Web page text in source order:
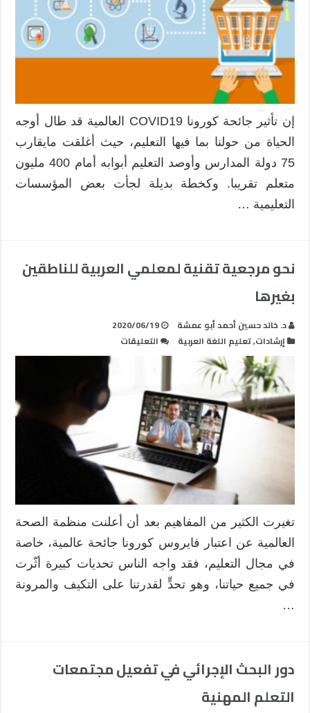
إن تأثير جائحة كورونا COVID19 العالمية قد طال أوجه
الحياة من حولنا بما فيها التعليم، حيث أغلقت مايقارب
75 دولة المدارس وأوصد التعليم أبوابه أمام 400 مليون
متعلم تقريبا. وكخطة بديلة لجأت بعض المؤسسات
التعليمية …
نحو مرجعية تقنية لمعلمي العربية للناطقين
بغيرها
د. خالد حسين أحمد أبو عمشة
2020/06/19
إرشادات,تعليم اللغة العربية التعليقات
نحو
مرجعية
تقنية
لمعلمي
العربية
للناطقين
بغيرها
مغلقة
تغيرت الكثير من المفاهيم بعد أن أعلنت منظمة الصحة
العالمية عن اعتبار فايروس كورونا جائحة عالمية، خاصة
في مجال التعليم، فقد واجه الناس تحديات كبيرة أثّرت
في جميع حياتنا، وهو تحدٍّ لقدرتنا على التكيف والمرونة
…
دور البحث الإجرائي في تفعيل مجتمعات
التعلم المهنية